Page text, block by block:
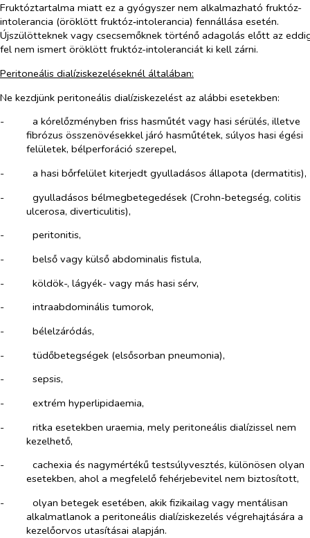
Fruktóztartalma miatt ez a gyógyszer nem alkalmazható fruktóz-
intolerancia (öröklött fruktóz‑intolerancia) fennállása esetén.
Újszülötteknek vagy csecsemőknek történő adagolás előtt az
fel nem ismert öröklött fruktóz-intoleranciát ki kell zárni.
Peritoneális dialíziskezeléseknél általában:
Ne kezdjünk peritoneális dialíziskezelést az alábbi esetekben:
-​
a kórelőzményben friss hasműtét vagy hasi sérülés, illetve
fibrózus összenövésekkel járó hasműtétek, súlyos hasi égési
felületek, bélperforáció szerepel,
-​
a hasi bőrfelület kiterjedt gyulladásos állapota (dermatitis),
-​
gyulladásos bélmegbetegedések (Crohn-betegség, colitis
ulcerosa, diverticulitis),
-​
peritonitis,
-​
belső vagy külső abdominalis fistula,
-​
köldök-, lágyék- vagy más hasi sérv,
-​
intraabdominális tumorok,
-​
bélelzáródás,
-​
tüdőbetegségek (elsősorban pneumonia),
-​
sepsis,
-​
extrém hyperlipidaemia,
-​
ritka esetekben uraemia, mely peritoneális dialízissel nem
kezelhető,
-​
cachexia és nagymértékű testsúlyvesztés, különösen olyan
esetekben, ahol a megfelelő fehérjebevitel nem biztosított,
-​
olyan betegek esetében, akik fizikailag vagy mentálisan
alkalmatlanok a peritoneális dialíziskezelés végrehajtására a
kezelőorvos utasításai alapján.